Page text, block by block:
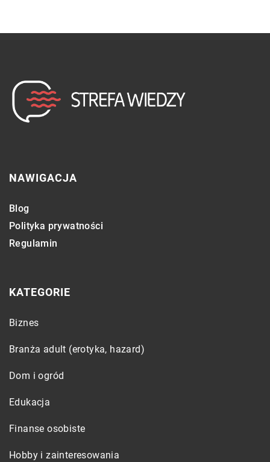
NAWIGACJA
Blog
Polityka prywatności
Regulamin
KATEGORIE
Biznes
Branża adult (erotyka, hazard)
Dom i ogród
Edukacja
Finanse osobiste
Hobby i zainteresowania